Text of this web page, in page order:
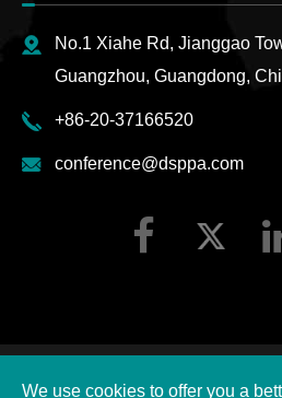
No.1 Xiahe Rd, Jianggao
Guangzhou, Guangdong,
+86-20-37166520
conference@dsppa.com
We use cookies to offer you a